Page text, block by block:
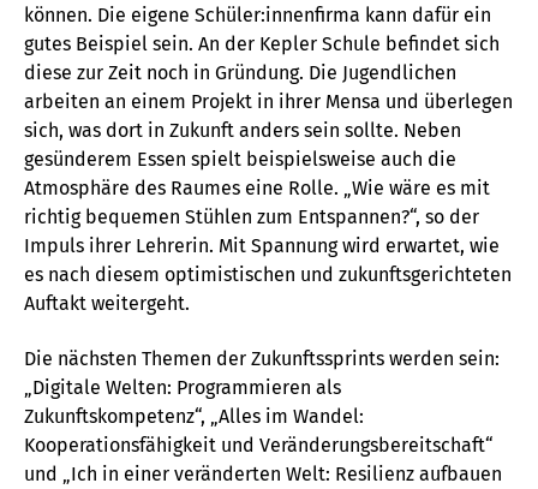
können. Die eigene Schüler:innenfirma kann dafür ein
gutes Beispiel sein. An der Kepler Schule befindet sich
diese zur Zeit noch in Gründung. Die Jugendlichen
arbeiten an einem Projekt in ihrer Mensa und überlegen
sich, was dort in Zukunft anders sein sollte. Neben
gesünderem Essen spielt beispielsweise auch die
Atmosphäre des Raumes eine Rolle. „Wie wäre es mit
richtig bequemen Stühlen zum Entspannen?“, so der
Impuls ihrer Lehrerin. Mit Spannung wird erwartet, wie
es nach diesem optimistischen und zukunftsgerichteten
Auftakt weitergeht.
Die nächsten Themen der Zukunftssprints werden sein:
„Digitale Welten: Programmieren als
Zukunftskompetenz“, „Alles im Wandel:
Kooperationsfähigkeit und Veränderungsbereitschaft“
und „Ich in einer veränderten Welt: Resilienz aufbauen